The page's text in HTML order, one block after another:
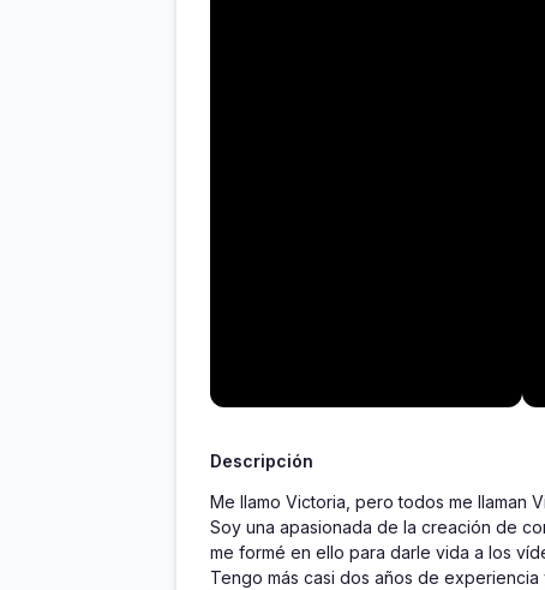
Descripción
Me llamo Victoria, pero todos me llaman
Soy una apasionada de la creación de
me formé en ello para darle vida a los
Tengo más casi dos años de